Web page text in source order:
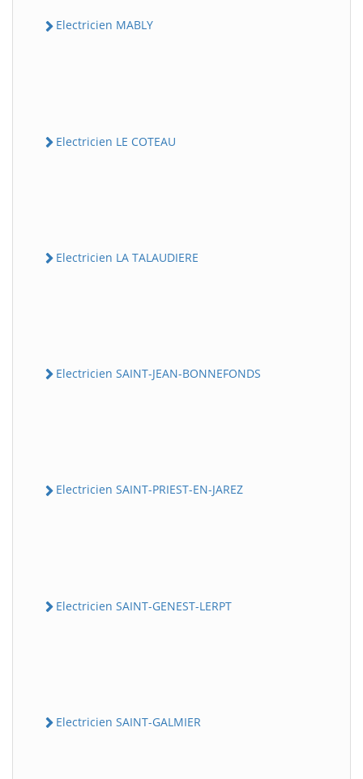
Electricien MABLY
Electricien LE COTEAU
Electricien LA TALAUDIERE
Electricien SAINT-JEAN-BONNEFONDS
Electricien SAINT-PRIEST-EN-JAREZ
Electricien SAINT-GENEST-LERPT
Electricien SAINT-GALMIER